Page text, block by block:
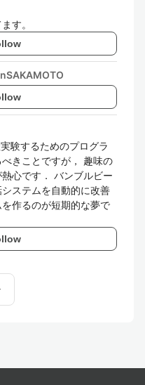
す。
験するためのプログラ
きことですが， 趣味の
心です． バンブルビー
ステムを自動的に改善
作るのが短期的な夢で